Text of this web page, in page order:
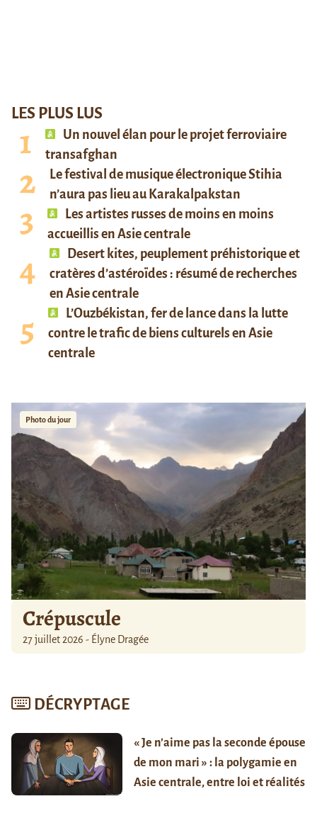
LES PLUS LUS
Un nouvel élan pour le projet ferroviaire
transafghan
Le festival de musique électronique Stihia
n’aura pas lieu au Karakalpakstan
Les artistes russes de moins en moins
accueillis en Asie centrale
Desert kites, peuplement préhistorique et
cratères d’astéroïdes : résumé de recherches
en Asie centrale
L’Ouzbékistan, fer de lance dans la lutte
contre le trafic de biens culturels en Asie
centrale
Photo du jour
Crépuscule
27 juillet 2026 - Élyne Dragée
DÉCRYPTAGE
« Je n’aime pas la seconde épouse
de mon mari » : la polygamie en
Asie centrale, entre loi et réalités